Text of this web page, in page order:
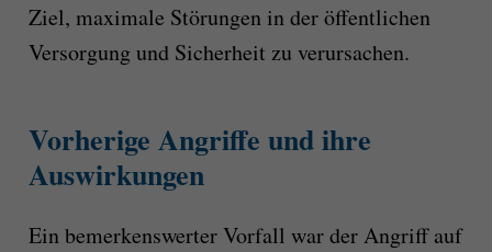
Ziel, maximale Störungen in der öffentlichen
Versorgung und Sicherheit zu verursachen.
Vorherige Angriffe und ihre
Auswirkungen
Ein bemerkenswerter Vorfall war der Angriff auf